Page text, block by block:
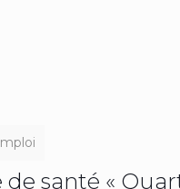
santé «